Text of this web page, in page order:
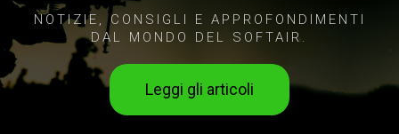
NOTIZIE, CONSIGLI E APPROFONDIMENTI
DAL MONDO DEL SOFTAIR.
Leggi gli articoli